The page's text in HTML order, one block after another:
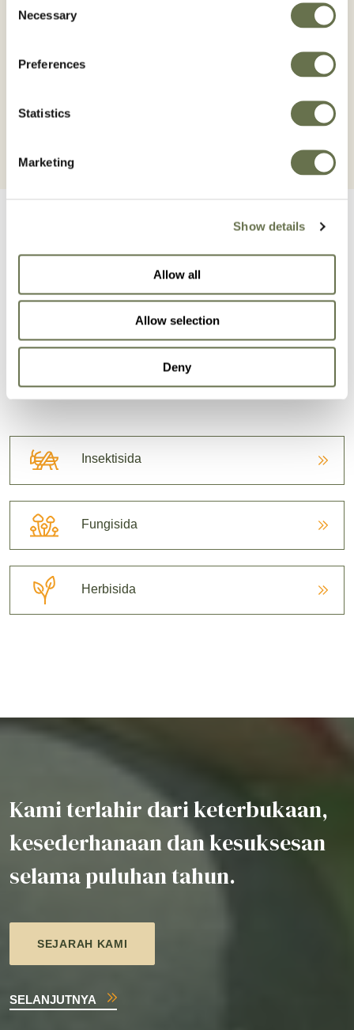
Selection
Necessary
Preferences
Statistics
Marketing
Show details
Allow all
Allow selection
Deny
Perlindungan yang
Efektif Tanaman Pasca-
Paten
Insektisida
Fungisida
Herbisida
Kami terlahir dari keterbukaan,
kesederhanaan dan kesuksesan
selama puluhan tahun.
SEJARAH KAMI
SELANJUTNYA